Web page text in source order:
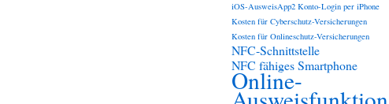
iOS-AusweisApp2 Konto-Login per iPhone
Kosten für Cyberschutz-Versicherungen
Kosten für Onlineschutz-Versicherungen
NFC-Schnittstelle
NFC fähiges Smartphone
Online-